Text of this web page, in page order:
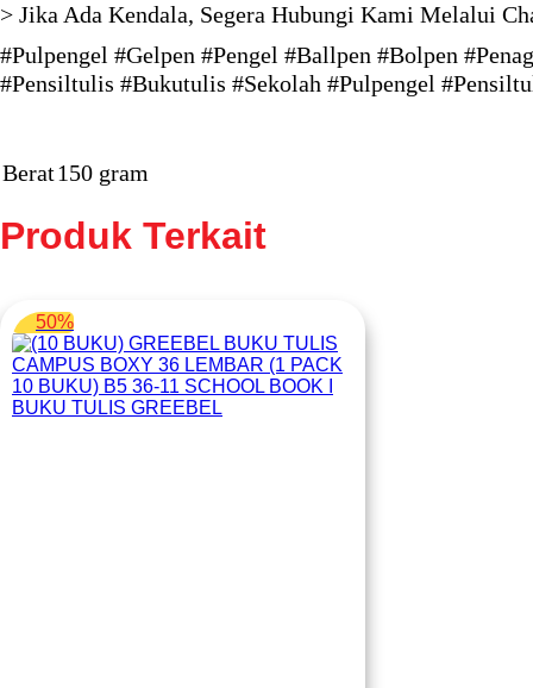
> Jika Ada Kendala, Segera Hubungi Kami Melalui
#Pulpengel #Gelpen #Pengel #Ballpen #Bolpen
#Pensiltulis #Bukutulis #Sekolah #Pulpengel
Berat150 gram
Produk Terkait
50%